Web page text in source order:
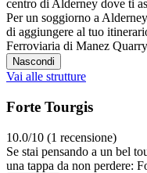
centro di Alderney dove ti
Per un soggiorno a
di aggiungere al tuo
Ferroviaria di Manez
Nascondi
Vai alle strutture
Forte Tourgis
10.0/10 (1 recensione)
Se stai pensando a un bel
una tappa da non perdere: